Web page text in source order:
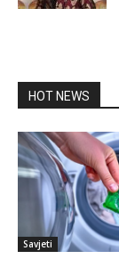
HOT NEWS
Savjeti